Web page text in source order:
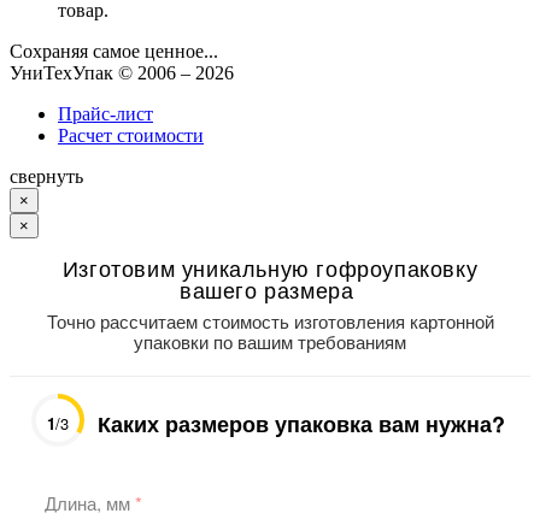
товар.
Сохраняя самое ценное...
УниТехУпак © 2006 – 2026
Прайс-лист
Расчет стоимости
свернуть
×
×
Изготовим уникальную гофроупаковку
вашего размера
Точно рассчитаем стоимость изготовления картонной
упаковки по вашим требованиям
1/3 Каких размеров упаковка вам нужна?
Длина, мм*